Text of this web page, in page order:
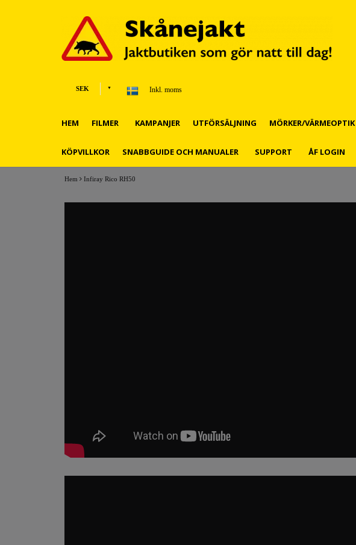
Hem Infiray Rico RH50
SEK Inkl. moms
HEM FILMER KAMPANJER UTFÖRSÄLJNING MÖRKER/VÄRMEOPTIK
KÖPVILLKOR SNABBGUIDE OCH MANUALER SUPPORT ÅF LOGIN